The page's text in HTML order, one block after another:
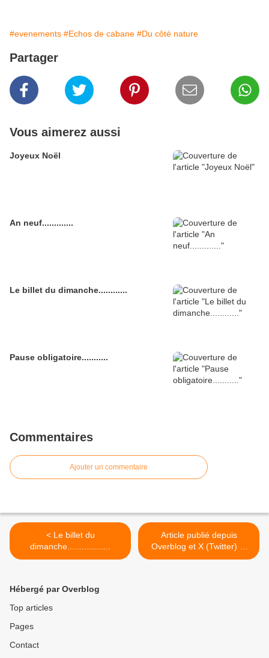
#evenements #Echos de cabane #Du côté nature
Partager
Vous aimerez aussi
Joyeux Noël
An neuf.............
Le billet du dimanche............
Pause obligatoire...........
Commentaires
Ajouter un commentaire
< Le billet du
dimanche..................
Article publié depuis
Overblog et X (Twitter) et
LK >
Hébergé par Overblog
Top articles
Pages
Contact